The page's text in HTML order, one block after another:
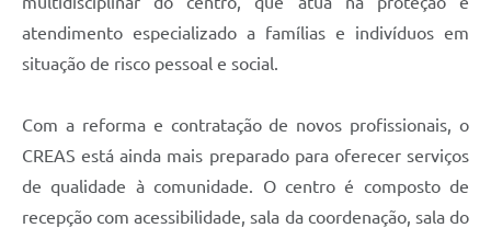
atendimento especializado a famílias e indivíduos em
situação de risco pessoal e social.
Com a reforma e contratação de novos profissionais, o
CREAS está ainda mais preparado para oferecer serviços
de qualidade à comunidade. O centro é composto de
recepção com acessibilidade, sala da coordenação, sala do